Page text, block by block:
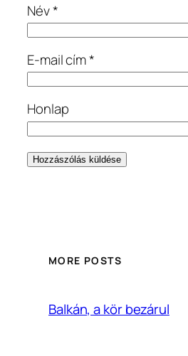
Név*
E-mail cím*
Honlap
MORE POSTS
Balkán, a kör bezárul